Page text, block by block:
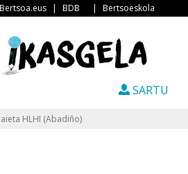
Bertsoa.eus | BDB | Bertsoeskola
SARTU
HLHI (Abadiño)